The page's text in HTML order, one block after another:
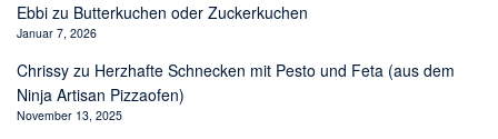
Ebbi zu Butterkuchen oder Zuckerkuchen
Januar 7, 2026
Chrissy zu Herzhafte Schnecken mit Pesto und Feta (aus dem
Ninja Artisan Pizzaofen)
November 13, 2025